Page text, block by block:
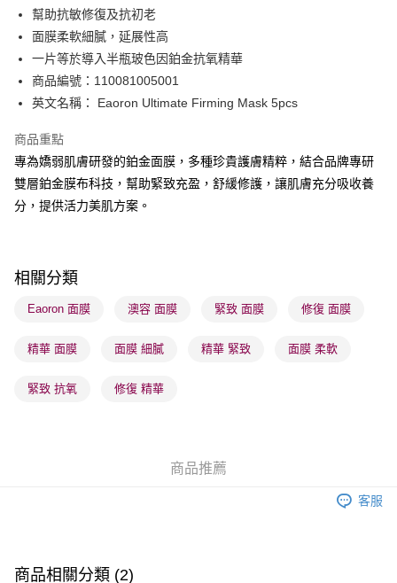
PayMe
WeChat Pay
BoC Pay
順豐自助櫃 - 確認發貨後1-3個工作天送達
每筆HK$65.00，滿HK$300.00或以上免運費
順豐站及營業點 - 確認發貨後1-3個工作天送達
物流公司進行物流配送
每筆HK$65.00，滿HK$300.00或以上免運費
(香港門市) 只顯示可選門市。確認發貨後2-5個工作天到店，3天內
每筆HK$20.00，滿HK$100.00或以上免運費
每筆HK$20.00，滿HK$100.00或以上免運費
運費表
幫助抗敏修復及抗初老
面膜柔軟細膩，延展性高
一片等於導入半瓶玻色因鉑金抗氧精華
商品編號：110081005001
英文名稱： Eaoron Ultimate Firming Mask 5pcs
商品重點
專為嬌弱肌膚研發的鉑金面膜，多種珍貴護膚精粹，結合品牌專研
雙層鉑金膜布科技，幫助緊致充盈，舒緩修護，讓肌膚充分吸收養
分，提供活力美肌方案。
相關分類
Eaoron 面膜 澳容 面膜 緊致 面膜 修復 面膜
精華 面膜 面膜 細膩 精華 緊致 面膜 柔軟
緊致 抗氧 修復 精華
商品推薦
客服
商品相關分類 (2)